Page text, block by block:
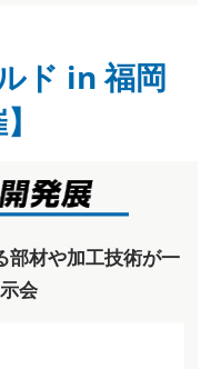
ド in 福岡
部材や加工技術が一
会